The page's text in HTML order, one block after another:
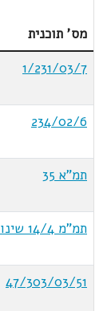
מס' תוכנית
1/231/03/7
234/02/6
תמ"א 35
תמ"מ 14/4 שינוי 43
47/303/03/51